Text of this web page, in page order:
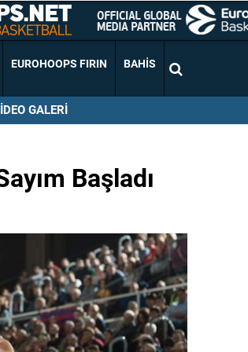
EUROHOOPS FIRIN BAHIS
GALERI
Başladı